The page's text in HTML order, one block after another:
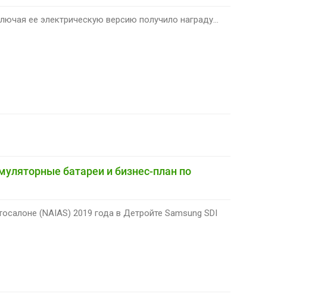
ее электрическую версию получило награду...
батареи и бизнес-план по
(NAIAS) 2019 года в Детройте Samsung SDI